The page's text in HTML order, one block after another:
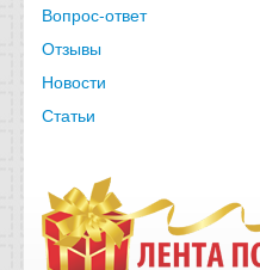
Вопрос-ответ
Отзывы
Новости
Статьи